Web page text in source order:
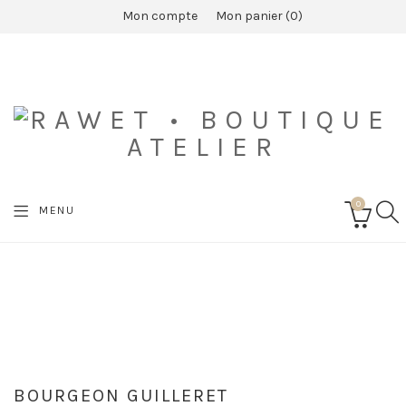
Mon compte Mon panier 0
MENU 0
BOURGEON GUILLERET